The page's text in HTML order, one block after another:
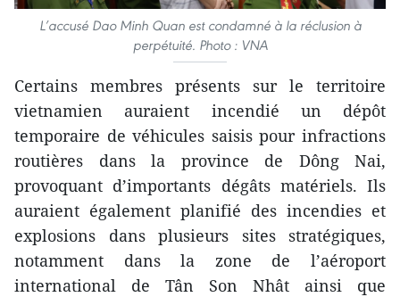
L’accusé Dao Minh Quan est condamné à la réclusion à
perpétuité. Photo : VNA
Certains membres présents sur le territoire
vietnamien auraient incendié un dépôt
temporaire de véhicules saisis pour infractions
routières dans la province de Dông Nai,
provoquant d’importants dégâts matériels. Ils
auraient également planifié des incendies et
explosions dans plusieurs sites stratégiques,
notamment dans la zone de l’aéroport
international de Tân Son Nhât ainsi que